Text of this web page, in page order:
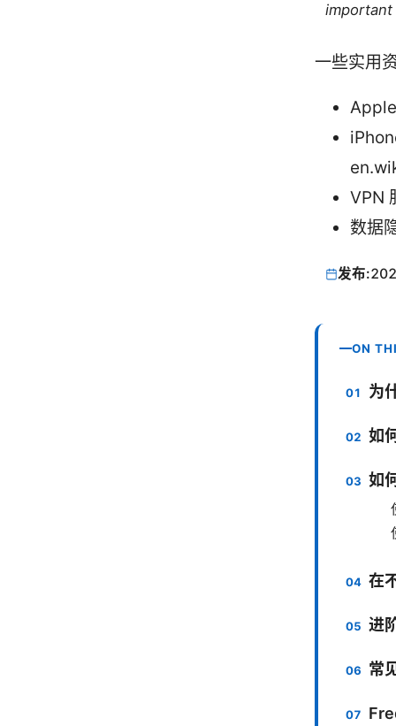
一些实用
VPN
数据
发布:
ON
为
如
如
在
进
常